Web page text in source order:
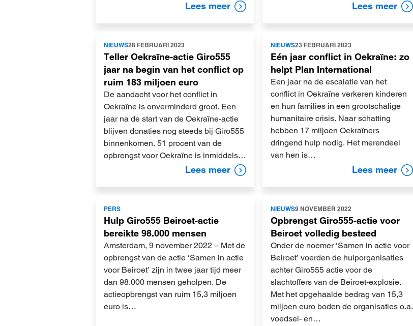
Lees meer Lees meer
NIEUWS28 FEBRUARI 2023
Teller Oekraïne-actie Giro555
jaar na begin van het conflict op
ruim 183 miljoen euro
De aandacht voor het conflict in
Oekraïne is onverminderd groot. Een
jaar na de start van de Oekraïne-actie
blijven donaties nog steeds bij Giro555
binnenkomen. 51 procent van de
opbrengst voor Oekraïne is inmiddels…
Lees meer
meer
NIEUWS23 FEBRUARI 2023
Eén jaar conflict in Oekraïne: zo
helpt Plan International
Een jaar na de escalatie van het
conflict in Oekraïne verkeren kinderen
en hun families in een grootschalige
humanitaire crisis. Naar schatting
hebben 17 miljoen Oekraïners
dringend hulp nodig. Het merendeel
van hen is…
Lees meer
meer
PERS
Hulp Giro555 Beiroet-actie
bereikte 98.000 mensen
Amsterdam, 9 november 2022 – Met de
opbrengst van de actie ‘Samen in actie
voor Beiroet’ zijn in twee jaar tijd meer
dan 98.000 mensen geholpen. De
actieopbrengst van ruim 15,3 miljoen
euro is…
meer
NIEUWS9 NOVEMBER 2022
Opbrengst Giro555-actie voor
Beiroet volledig besteed
Onder de noemer ‘Samen in actie voor
Beiroet’ voerden de hulporganisaties
achter Giro555 actie voor de
slachtoffers van de Beiroet-explosie.
Met het opgehaalde bedrag van 15,3
miljoen euro boden de organisaties o.a.
voedsel- en…
meer